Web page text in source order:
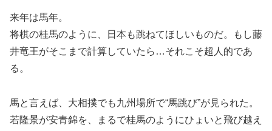
来年は馬年。
将棋の桂馬のように、日本も跳ねてほしいものだ。もし藤
井竜王がそこまで計算していたら…それこそ超人的であ
る。
馬と言えば、大相撲でも九州場所で“馬跳び”が見られた。
若隆景が安青錦を、まるで桂馬のようにひょいと飛び越え